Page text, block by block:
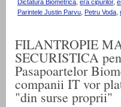
Dictatura Biometrica, era cipurilor,
Parintele Justin Parvu
Petru Voda
FILANTROPIE
SECURISTICA
Pasapoartelor
companii IT vor
"din surse proprii"